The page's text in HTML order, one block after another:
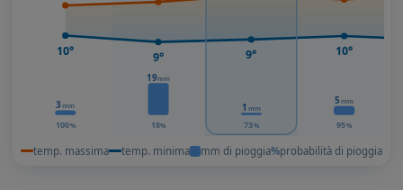
3 mm
100%
19mm
18%
1 mm
73%
5 mm
95%
10° 9° 9° 10°
temp. massima temp. minima mm di pioggia%probabilità di pioggia